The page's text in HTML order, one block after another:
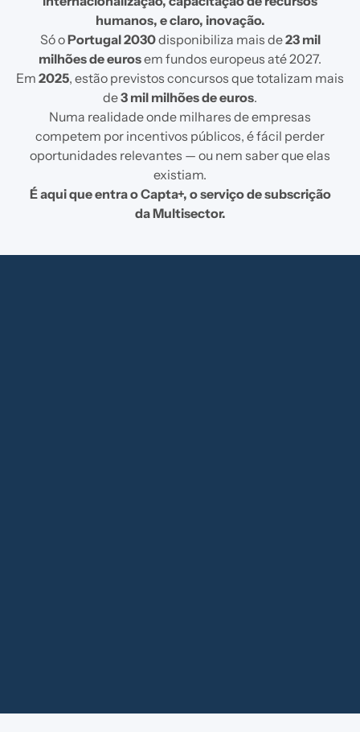
humanos, e claro, inovação.
Só oPortugal 2030disponibiliza mais de23 mil
milhões de eurosem fundos europeus até 2027.
Em 2025, estão previstos concursos que totalizam mais
de3 mil milhões de euros.
Numa realidade onde milhares de empresas
competem por incentivos públicos, é fácil perder
oportunidades relevantes — ou nem saber que elas
existiam.
É aqui que entra o Capta+, o serviço de subscrição
da Multisector.